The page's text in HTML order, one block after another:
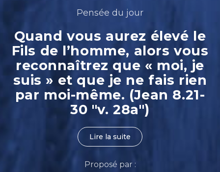
Pensée du jour
Quand vous aurez élevé le
Fils de l’homme, alors vous
reconnaîtrez que « moi, je
suis » et que je ne fais rien
par moi-même. (Jean 8.21-
30 "v. 28a")
Lire la suite
Proposé par :